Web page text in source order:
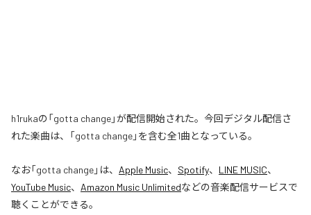
h1rukaの「gotta change」が配信開始された。今回デジタル配信さ
れた楽曲は、「gotta change」を含む全1曲となっている。
なお「gotta change」は、 Apple Music、 Spotify、 LINE MUSIC、
YouTube Music、 Amazon Music Unlimitedなどの音楽配信サービスで
聴くことができる。